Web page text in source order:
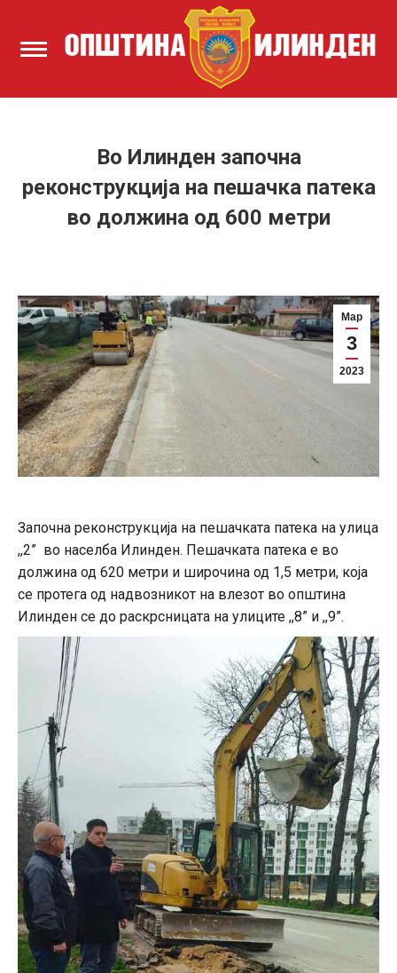
Во Илинден започна
реконструкција на пешачка патека
во должина од 600 метри
Мар
3
2023
Започна реконструкција на пешачката патека на улица
,,2” во населба Илинден. Пешачката патека е во
должина од 620 метри и широчина од 1,5 метри, која
се протега од надвозникот на влезот во општина
Илинден се до раскрсницата на улиците ,,8” и ,,9”.